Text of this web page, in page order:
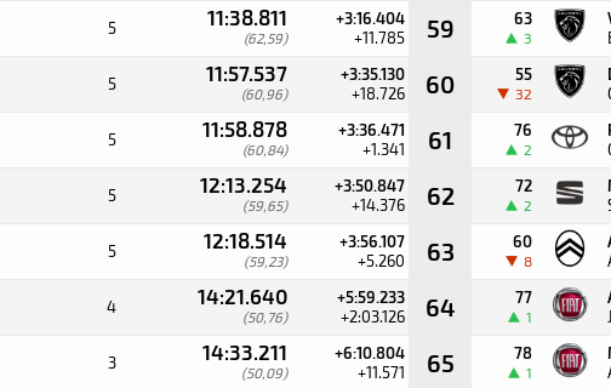
5 11:38.811
(62,59)
+3:16.404
+11.785 59 63
3
5 11:57.537
(60,96)
+3:35.130
+18.726 60 55
32
5 11:58.878
(60,84)
+3:36.471
+1.341 61 76
2
5 12:13.254
(59,65)
+3:50.847
+14.376 62 72
2
5 12:18.514
(59,23)
+3:56.107
+5.260 63 60
8
4 14:21.640
(50,76)
+5:59.233
+2:03.126 64 77
1
3 14:33.211
(50,09)
+6:10.804
+11.571 65 78
1